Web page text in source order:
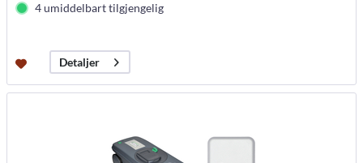
4 umiddelbart tilgjengelig
Detaljer